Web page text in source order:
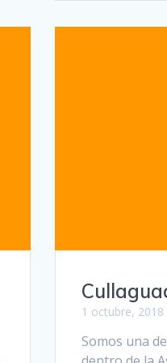
1 octubre, 2018
Somos una